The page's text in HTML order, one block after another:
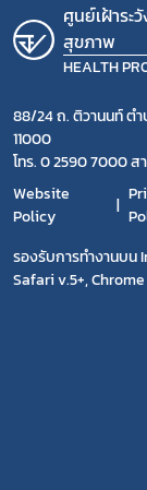
ศูนย์เฝ้าร
สุขภาพ
HEALTH
88/24 ถ. ติวานนท์ ต
11000
โทร. 0 2590 7000 ส
Website
Policy
รองรับการทำงานบน
Safari v.5+,